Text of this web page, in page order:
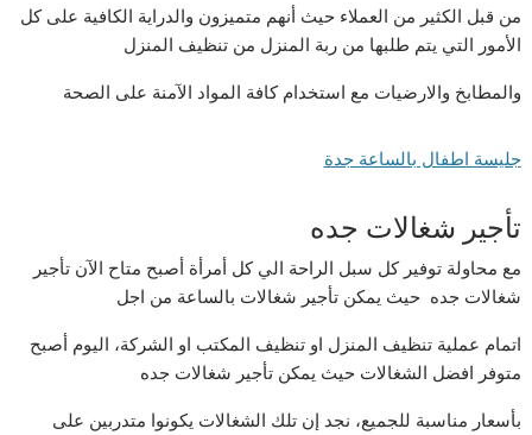
من قبل الكثير من العملاء حيث أنهم متميزون والدراية الكافية على كل
الأمور التي يتم طلبها من ربة المنزل من تنظيف المنزل
والمطابخ والارضيات مع استخدام كافة المواد الآمنة على الصحة
جليسة اطفال بالساعة جدة
تأجير شغالات جده
مع محاولة توفير كل سبل الراحة الي كل أمرأة أصبح متاح الآن تأجير
شغالات جده حيث يمكن تأجير شغالات بالساعة من اجل
اتمام عملية تنظيف المنزل او تنظيف المكتب او الشركة، اليوم أصبح
متوفر افضل الشغالات حيث يمكن تأجير شغالات جده
بأسعار مناسبة للجميع، نجد إن تلك الشغالات يكونوا متدربين على